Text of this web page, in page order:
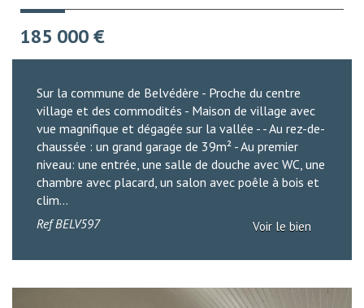
185 000€
Sur la commune de Belvédère - Proche du centre
village et des commodités - Maison de village avec
vue magnifique et dégagée sur la vallée - - Au rez-de-
chaussée : un grand garage de 39m² - Au premier
niveau: une entrée, une salle de douche avec WC, une
chambre avec placard, un salon avec poêle à bois et
clim...
RefBELV597 Voir le bien